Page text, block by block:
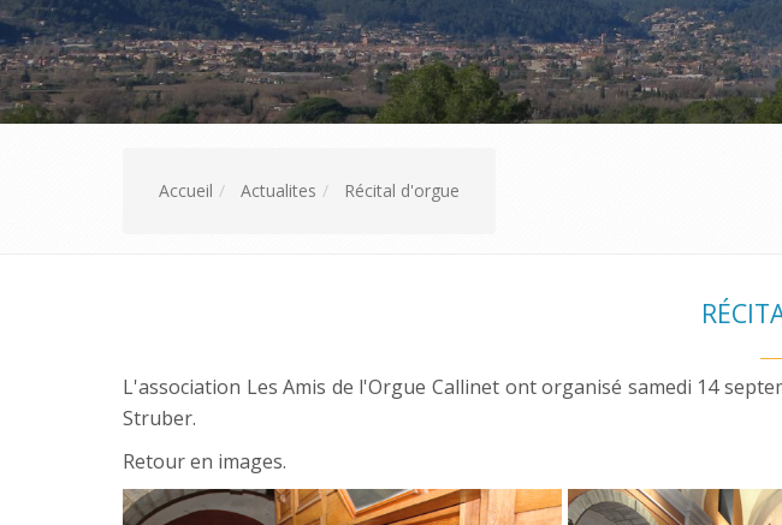
Accueil Actualites Récital d'orgue
L'association Les Amis de l'Orgue Callinet ont organisé samedi 14
Struber.
Retour en images.